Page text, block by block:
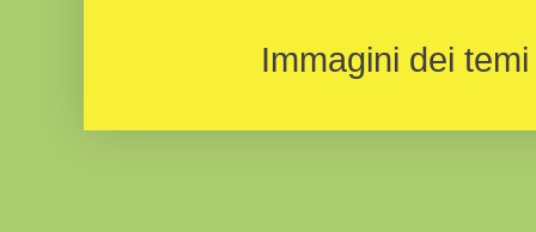
Immagini dei